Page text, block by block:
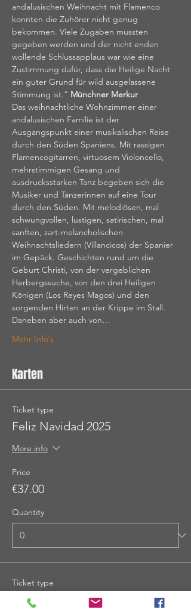
andalusischen Weihnacht mit Flamenco
konnten die Zuhörer nicht genug
bekommen. Viele Zugaben mussten
gegeben werden und der nicht enden
wollende Schlussapplaus war wie eine
Zustimmung dafür, dass die Heilige Nacht
ein guter Grund für wild ausgelassene
Stimmung ist.“ Münchner Merkur
Das weihnachtliche Wohnzimmer einer
andalusischen Familie ist der
Ausgangspunkt einer musikalischen Reise
durch den Süden Spaniens. Mit rassigen
Flamencogitarren, virtuosem Violoncello,
mehrstimmigen Gesang und
ausdrucksstarken Tanz begeben sich die
Musiker und Tänzerinnen auf eine Tour
durch den Süden. Mit melodiösen, mal
schwungvollen, lustigen, satirischen, mal
sanften, zart-melancholischen
Weihnachtsliedern (Villancicos) der Spanier
im Gepäck. Geschichten rund um die
Geburt Christi, von der vergeblichen
Herbergssuche, von den drei Heiligen
Königen (Los Reyes Magos) und den
sorgenden Hirten an der Krippe im Stall.
Daneben aber auch von…
Mehr Info`s
Karten
Ticket type
Feliz Navidad 2025
More info
Price
€37.00
Quantity
Ticket type
Feliz Navidad 2025 * ermäßigt